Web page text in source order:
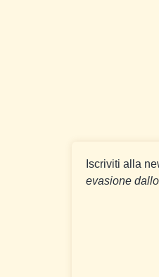
Iscriviti alla
evasione